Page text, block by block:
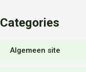
Categories
Algemeen site